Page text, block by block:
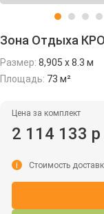
Зона Отдыха
Размер: 8,905 х 8.3 м
Площадь: 73 м²
Цена за комплект
2 114 133 р
i Стоимость